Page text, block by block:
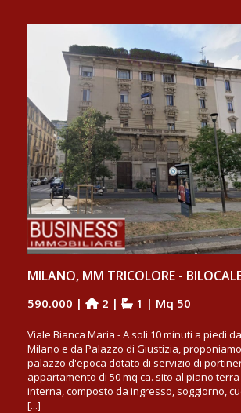
MILANO, MM TRICOLORE -
590.000 | 2 | 1 | Mq 50
Viale Bianca Maria - A soli 10 minuti a piedi
Milano e da Palazzo di Giustizia,
palazzo d'epoca dotato di servizio di
appartamento di 50 mq ca. sito al piano
interna, composto da ingresso, soggiorno,
[...]